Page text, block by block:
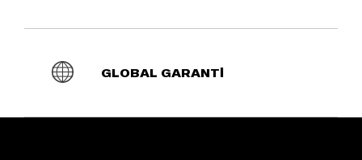
GLOBAL GARANTİ